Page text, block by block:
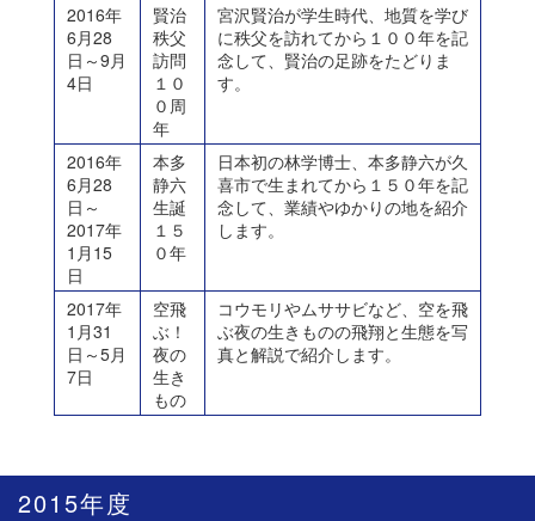
2016年
6月28
日～9月
4日
賢治
秩父
訪問
１０
０周
年
宮沢賢治が学生時代、地質を学び
に秩父を訪れてから１００年を記
念して、賢治の足跡をたどりま
す。
2016年
6月28
日～
2017年
1月15
日
本多
静六
生誕
１５
０年
日本初の林学博士、本多静六が久
喜市で生まれてから１５０年を記
念して、業績やゆかりの地を紹介
します。
2017年
1月31
日～5月
7日
空飛
ぶ！
夜の
生き
もの
コウモリやムササビなど、空を飛
ぶ夜の生きものの飛翔と生態を写
真と解説で紹介します。
2015年度